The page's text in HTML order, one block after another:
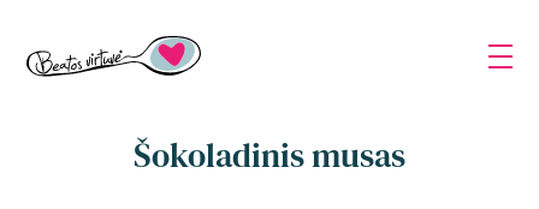
Šokoladinis musas